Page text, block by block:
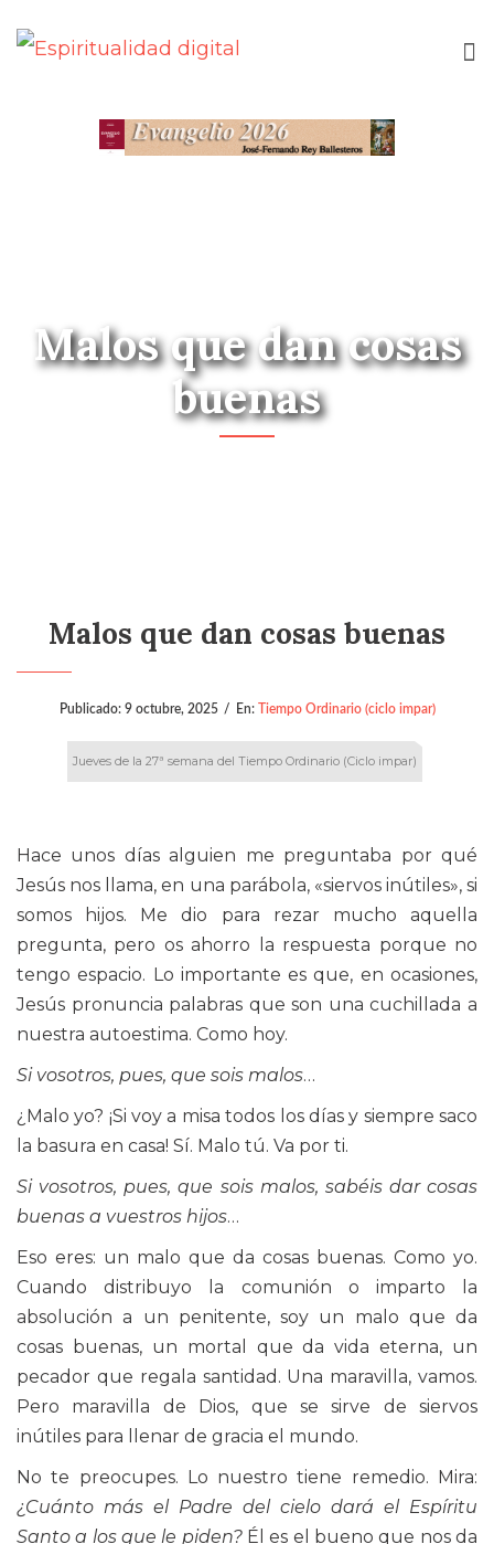
Malos que dan cosas
buenas
Malos que dan cosas buenas
Publicado: 9 octubre, 2025 / En: Tiempo Ordinario (ciclo impar)
Jueves de la 27ª semana del Tiempo Ordinario (Ciclo impar)
Hace unos días alguien me preguntaba por qué
Jesús nos llama, en una parábola, «siervos inútiles», si
somos hijos. Me dio para rezar mucho aquella
pregunta, pero os ahorro la respuesta porque no
tengo espacio. Lo importante es que, en ocasiones,
Jesús pronuncia palabras que son una cuchillada a
nuestra autoestima. Como hoy.
Si vosotros, pues, que sois malos…
¿Malo yo? ¡Si voy a misa todos los días y siempre saco
la basura en casa! Sí. Malo tú. Va por ti.
Si vosotros, pues, que sois malos, sabéis dar cosas
buenas a vuestros hijos…
Eso eres: un malo que da cosas buenas. Como yo.
Cuando distribuyo la comunión o imparto la
absolución a un penitente, soy un malo que da
cosas buenas, un mortal que da vida eterna, un
pecador que regala santidad. Una maravilla, vamos.
Pero maravilla de Dios, que se sirve de siervos
inútiles para llenar de gracia el mundo.
No te preocupes. Lo nuestro tiene remedio. Mira:
¿Cuánto más el Padre del cielo dará el Espíritu
Santo a los que le piden?Él es el bueno que nos da